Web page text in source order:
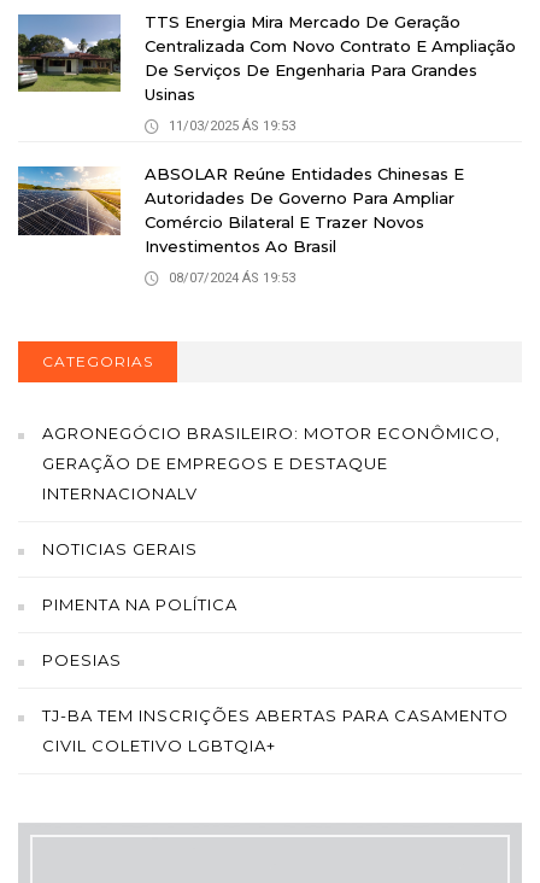
TTS Energia Mira Mercado De Geração
Centralizada Com Novo Contrato E Ampliação
De Serviços De Engenharia Para Grandes
Usinas
11/03/2025 ÁS 19:53
ABSOLAR Reúne Entidades Chinesas E
Autoridades De Governo Para Ampliar
Comércio Bilateral E Trazer Novos
Investimentos Ao Brasil
08/07/2024 ÁS 19:53
CATEGORIAS
AGRONEGÓCIO BRASILEIRO: MOTOR ECONÔMICO,
GERAÇÃO DE EMPREGOS E DESTAQUE
INTERNACIONALV
NOTICIAS GERAIS
PIMENTA NA POLÍTICA
POESIAS
TJ-BA TEM INSCRIÇÕES ABERTAS PARA CASAMENTO
CIVIL COLETIVO LGBTQIA+